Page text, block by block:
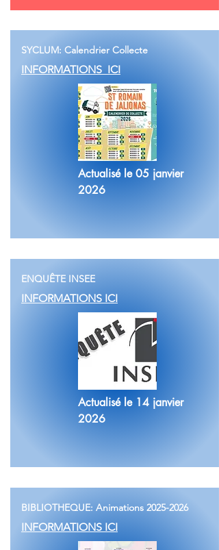
SYCLUM: Calendrier Collecte
INFORMATIONS ICI
Actualisé le 05 janvier
2026
ENQUÊTE INSEE
INFORMATIONS ICI
Actualisé le 14 janvier
2026
BIBLIOTHEQUE: Animations 2025-2026
INFORMATIONS ICI